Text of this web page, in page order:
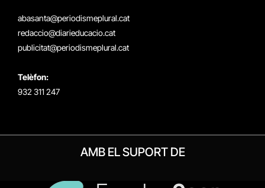
abasanta@periodismeplural.cat
redaccio@diarieducacio.cat
publicitat@periodismeplural.cat
Telèfon:
932 311 247
AMB EL SUPORT DE